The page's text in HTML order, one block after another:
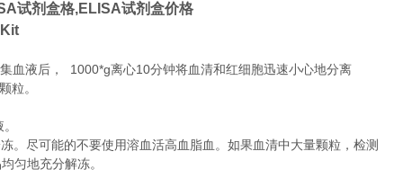
试剂盒格,ELISA试剂盒价格
液后， 1000*g离心10分钟将血清和红细胞迅速小心地分离
粒。
可能的不要使用溶血活高血脂血。如果血清中大量颗粒，检测
匀地充分解冻。